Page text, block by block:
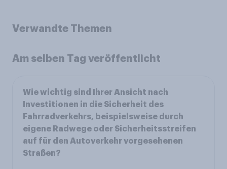
Verwandte Themen
Am selben Tag veröffentlicht
Wie wichtig sind Ihrer Ansicht nach
Investitionen in die Sicherheit des
Fahrradverkehrs, beispielsweise durch
eigene Radwege oder Sicherheitsstreifen
auf für den Autoverkehr vorgesehenen
Straßen?